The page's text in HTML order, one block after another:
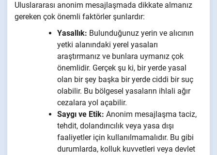
Uluslararası anonim mesajlaşmada dikkate almanız
gereken çok önemli faktörler şunlardır:
Yasallık: Bulunduğunuz yerin ve alıcının
yetki alanındaki yerel yasaları
araştırmanız ve bunlara uymanız çok
önemlidir. Gerçek şu ki, bir yerde yasal
olan bir şey başka bir yerde ciddi bir suç
olabilir. Bu bölgesel yasaların ihlali ağır
cezalara yol açabilir.
Saygı ve Etik: Anonim mesajlaşma taciz,
tehdit, dolandırıcılık veya yasa dışı
faaliyetler için kullanılmamalıdır. Bu gibi
durumlarda, kolluk kuvvetleri veya devlet